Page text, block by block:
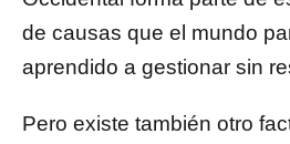
de causas que el mundo
aprendido a gestionar sin
Pero existe también otro